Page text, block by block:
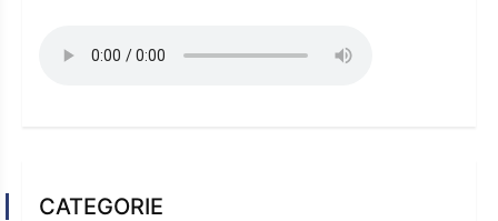
CATEGORIE